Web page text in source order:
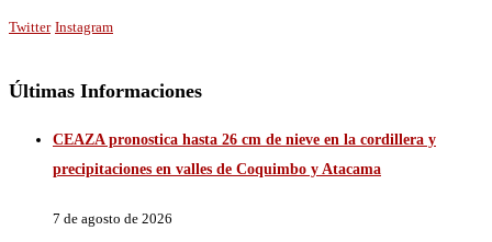
Twitter Instagram
Últimas Informaciones
CEAZA pronostica hasta 26 cm de nieve en la cordillera y
precipitaciones en valles de Coquimbo y Atacama
7 de agosto de 2026